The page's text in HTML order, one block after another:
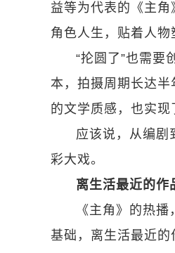
益等为代表的《主
角色人生，贴着人物
“抡圆了”也需要
本，拍摄周期长达
的文学质感，也实现
应该说，从编剧
彩大戏。
离生活最近的作
《主角》的热
基础，离生活最近的